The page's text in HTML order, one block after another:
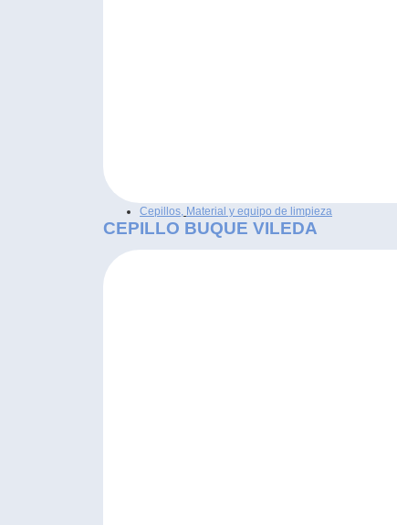
Cepillos Material y equipo de limpieza
CEPILLO BUQUE VILEDA